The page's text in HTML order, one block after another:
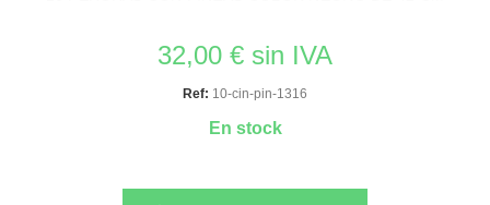
32,00 € sin IVA
Ref: 10-cin-pin-1316
En stock